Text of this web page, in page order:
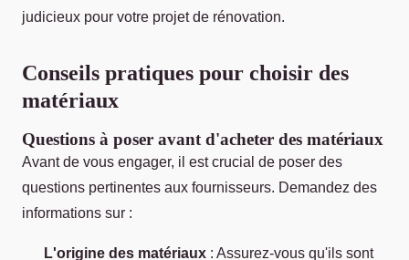
judicieux pour votre projet de rénovation.
Conseils pratiques pour choisir des
matériaux
Questions à poser avant d'acheter des matériaux
Avant de vous engager, il est crucial de poser des
questions pertinentes aux fournisseurs. Demandez des
informations sur :
L'origine des matériaux : Assurez-vous qu'ils sont